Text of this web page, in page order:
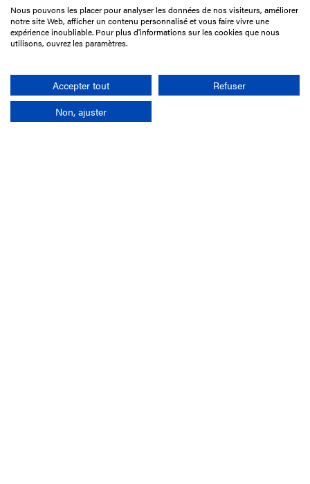
15 Boulevard de Douaumont
75017 Paris
01 49 10 20 29
Rechercher
Nous pouvons les placer pour analyser les données de nos visiteurs, améliorer
notre site Web, afficher un contenu personnalisé et vous faire vivre une
expérience inoubliable. Pour plus d'informations sur les cookies que nous
utilisons, ouvrez les paramètres.
Accepter tout
Refuser
Non, ajuster